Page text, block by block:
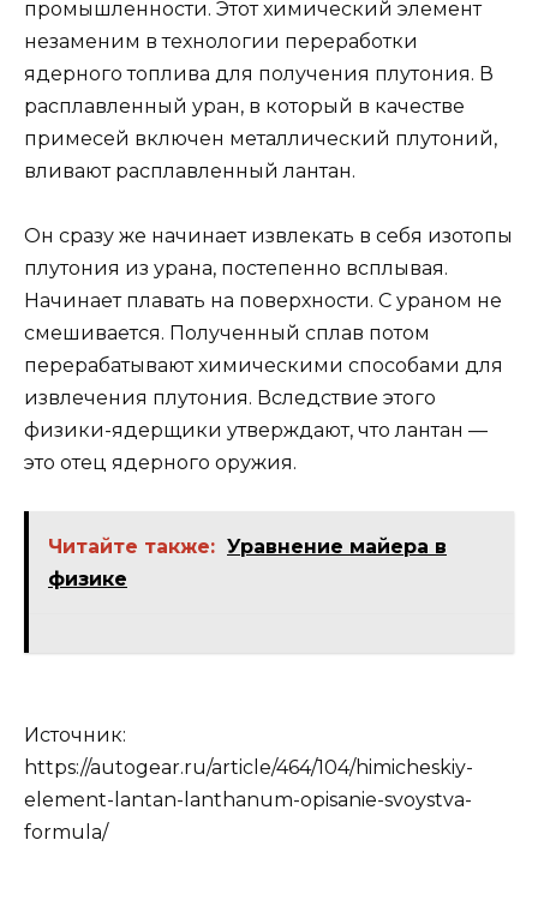
промышленности. Этот химический элемент
незаменим в технологии переработки
ядерного топлива для получения плутония. В
расплавленный уран, в который в качестве
примесей включен металлический плутоний,
вливают расплавленный лантан.
Он сразу же начинает извлекать в себя изотопы
плутония из урана, постепенно всплывая.
Начинает плавать на поверхности. С ураном не
смешивается. Полученный сплав потом
перерабатывают химическими способами для
извлечения плутония. Вследствие этого
физики-ядерщики утверждают, что лантан —
это отец ядерного оружия.
Читайте также: Уравнение майера в
физике
Источник:
https://autogear.ru/article/464/104/himicheskiy-
element-lantan-lanthanum-opisanie-svoystva-
formula/